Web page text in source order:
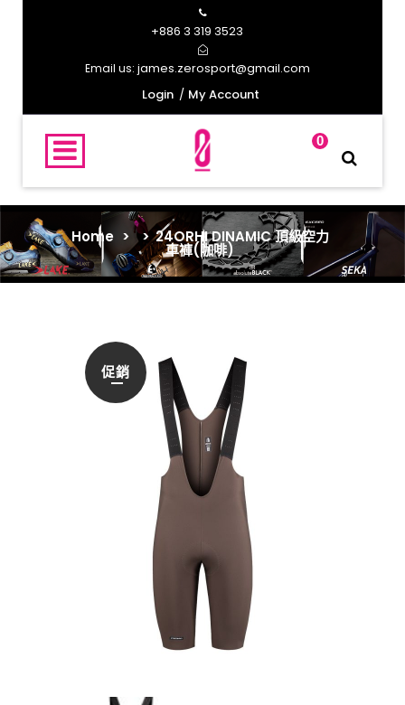
+886 3 319 3523
Email us: james.zerosport@gmail.com
Login
My Account
0
Home > >24ORHI DINAMIC 頂級空力
車褲(咖啡)
促銷